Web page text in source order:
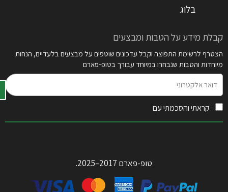
בלוג
קבלת מידע על הטבות ומבצעים
הצטרף לרשימת התפוצה וקבל עדכונים שוטפים על מבצעים בלעדיים, הנחות
מיוחדות והטבות שנבחרו במיוחד עבורך בטופ-פארם
אלקטרוני
קראתי והסכמתי עם
טופ-פארם 2017–2025.